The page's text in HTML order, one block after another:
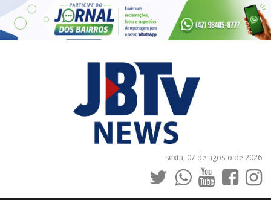
sexta, 07 de agosto de 2026